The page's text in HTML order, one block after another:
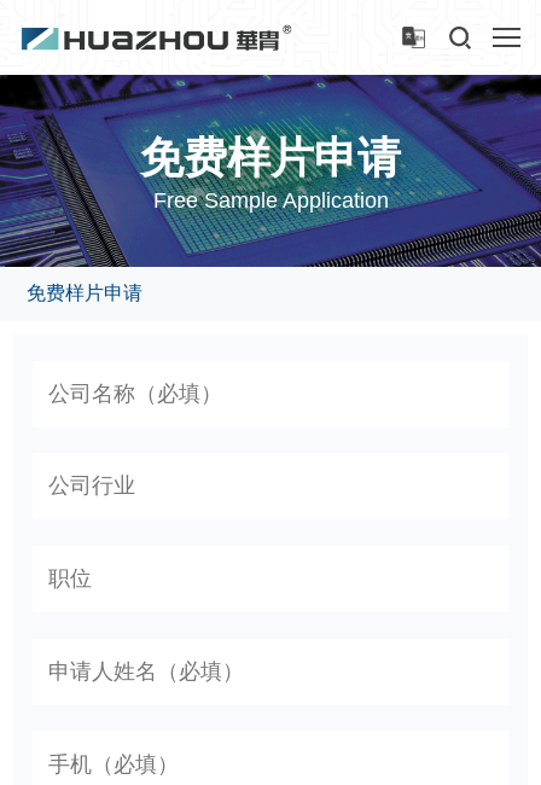
免费样片申请
Free Sample Application
免费样片申请